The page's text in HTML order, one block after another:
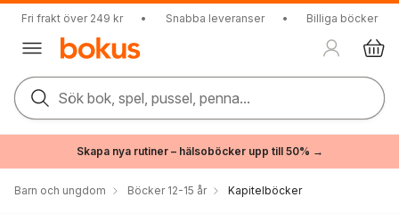
Fri frakt över 249 kr • Snabba leveranser • Billiga böcker
Sök bok, spel, pussel, penna...
Skapa nya rutiner – hälsoböcker upp till 50% →
Barn och ungdom Böcker 12-15 år Kapitelböcker